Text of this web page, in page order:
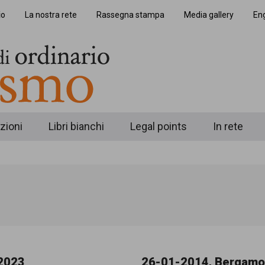
La nostra rete Rassegna stampa Media gallery
Libri bianchi Legal points In rete
26-01-2014,